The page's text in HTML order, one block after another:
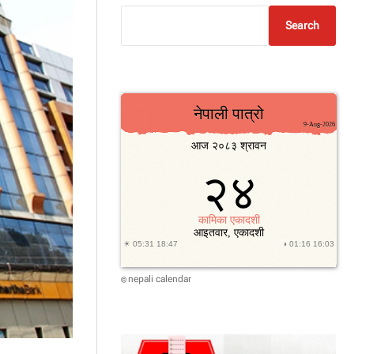
Search
© nepali calendar